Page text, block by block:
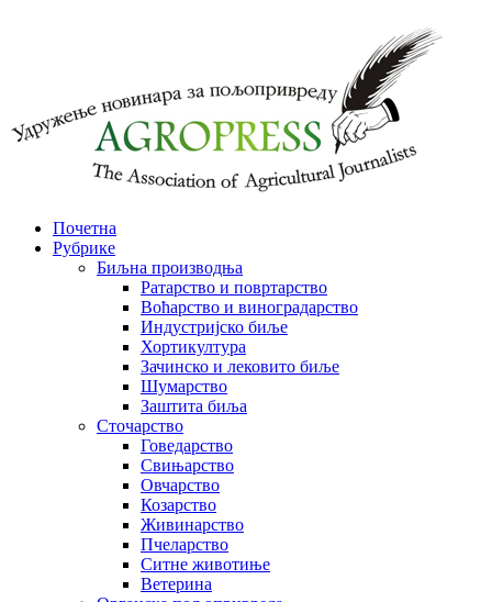
Почетна
Рубрике
Биљна производња
Ратарство и повртарство
Воћарство и виноградарство
Индустријско биље
Хортикултура
Зачинско и лековито биље
Шумарство
Заштита биља
Сточарство
Говедарство
Свињарство
Овчарство
Козарство
Живинарство
Пчеларство
Ситне животиње
Ветерина